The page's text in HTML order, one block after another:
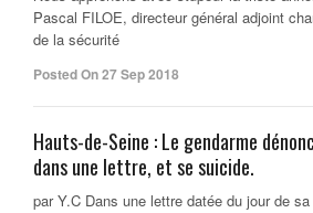
Pascal FILOE, directeur général adjoint
de la sécurité
Posted On 27 Sep 2018
Hauts-de-Seine : Le gendarme
dans une lettre, et se suicide.
par Y.C Dans une lettre datée du jour de